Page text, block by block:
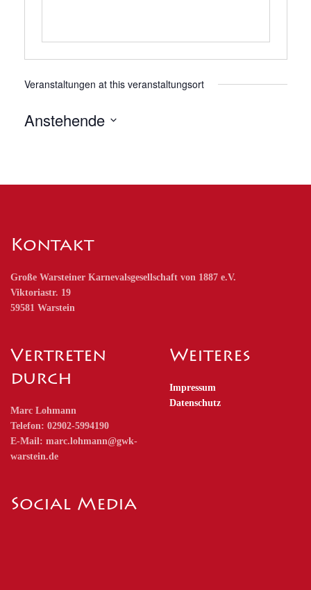
Veranstaltungen at this veranstaltungsort
Anstehende
Kontakt
Große Warsteiner Karnevalsgesellschaft von 1887 e.V.
Viktoriastr. 19
59581 Warstein
Vertreten
durch
Marc Lohmann
Telefon: 02902-5994190
E-Mail: marc.lohmann@gwk-
warstein.de
Weiteres
Impressum
Datenschutz
Social Media